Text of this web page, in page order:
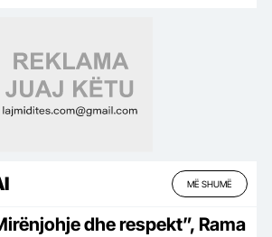
MË SHUMË
dhe respekt”, Rama